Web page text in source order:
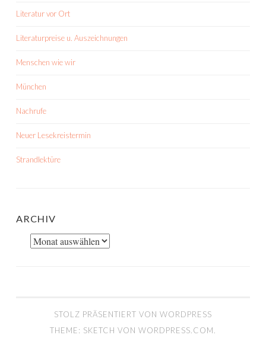
Literatur vor Ort
Literaturpreise u. Auszeichnungen
Menschen wie wir
München
Nachrufe
Neuer Lesekreistermin
Strandlektüre
ARCHIV
Archiv
STOLZ PRÄSENTIERT VON WORDPRESS
THEME: SKETCH VON WORDPRESS.COM